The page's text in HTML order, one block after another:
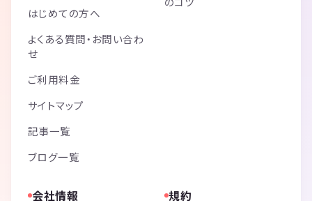
はじめての方へ
よくある質問・お問い合わ
せ
ご利用料金
サイトマップ
記事一覧
ブログ一覧
会社情報 規約